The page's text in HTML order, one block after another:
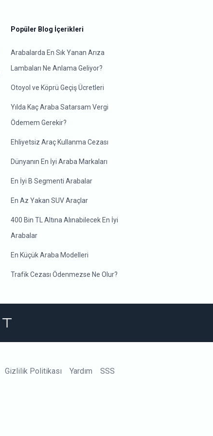
Popüler Blog İçerikleri
Arabalarda En Sık Yanan Arıza
Lambaları Ne Anlama Geliyor?
Otoyol ve Köprü Geçiş Ücretleri
Yılda Kaç Araba Satarsam Vergi
Ödemem Gerekir?
Ehliyetsiz Araç Kullanma Cezası
Dünyanın En İyi Araba Markaları
En İyi B Segmenti Arabalar
En Az Yakan SUV Araçlar
400 Bin TL Altına Alınabilecek En İyi
Arabalar
En Küçük Araba Modelleri
Trafik Cezası Ödenmezse Ne Olur?
Gizlilik Politikası Yardım SSS